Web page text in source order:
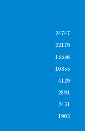
24747
22179
15556
10355
4129
2891
2451
1905